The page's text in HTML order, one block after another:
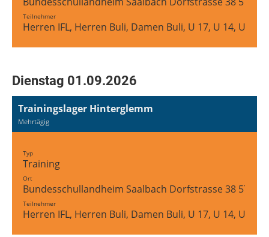
Teilnehmer
Herren IFL, Herren Buli, Damen Buli, U 17, U 14, U 12
Dienstag 01.09.2026
Trainingslager Hinterglemm
Mehrtägig
Typ
Training
Ort
Bundesschullandheim Saalbach Dorfstrasse 38 5754
Teilnehmer
Herren IFL, Herren Buli, Damen Buli, U 17, U 14, U 12